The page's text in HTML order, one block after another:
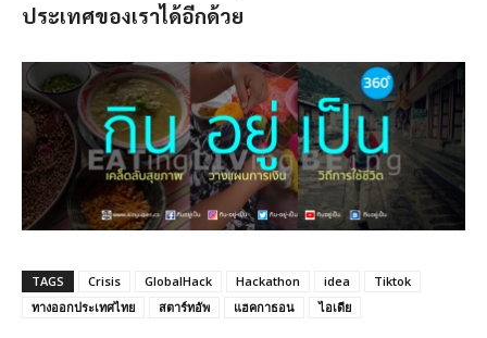
ประเทศของเราได้อีกด้วย
TAGS Crisis GlobalHack Hackathon idea
Tiktok
ทางออกประเทศไทย
สตาร์ทอัพ แฮคกาธอน ไอเดีย